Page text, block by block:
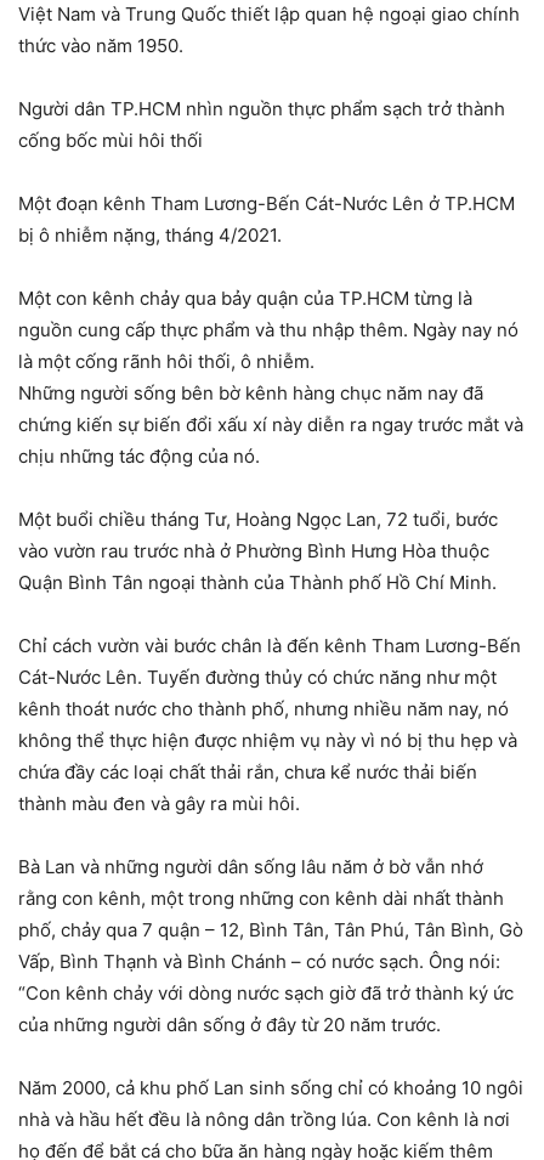
Việt Nam và Trung Quốc thiết lập quan hệ ngoại giao chính
thức vào năm 1950.
Người dân TP.HCM nhìn nguồn thực phẩm sạch trở thành
cống bốc mùi hôi thối
Một đoạn kênh Tham Lương-Bến Cát-Nước Lên ở TP.HCM
bị ô nhiễm nặng, tháng 4/2021.
Một con kênh chảy qua bảy quận của TP.HCM từng là
nguồn cung cấp thực phẩm và thu nhập thêm. Ngày nay nó
là một cống rãnh hôi thối, ô nhiễm.
Những người sống bên bờ kênh hàng chục năm nay đã
chứng kiến sự biến đổi xấu xí này diễn ra ngay trước mắt và
chịu những tác động của nó.
Một buổi chiều tháng Tư, Hoàng Ngọc Lan, 72 tuổi, bước
vào vườn rau trước nhà ở Phường Bình Hưng Hòa thuộc
Quận Bình Tân ngoại thành của Thành phố Hồ Chí Minh.
Chỉ cách vườn vài bước chân là đến kênh Tham Lương-Bến
Cát-Nước Lên. Tuyến đường thủy có chức năng như một
kênh thoát nước cho thành phố, nhưng nhiều năm nay, nó
không thể thực hiện được nhiệm vụ này vì nó bị thu hẹp và
chứa đầy các loại chất thải rắn, chưa kể nước thải biến
thành màu đen và gây ra mùi hôi.
Bà Lan và những người dân sống lâu năm ở bờ vẫn nhớ
rằng con kênh, một trong những con kênh dài nhất thành
phố, chảy qua 7 quận – 12, Bình Tân, Tân Phú, Tân Bình, Gò
Vấp, Bình Thạnh và Bình Chánh – có nước sạch. Ông nói:
“Con kênh chảy với dòng nước sạch giờ đã trở thành ký ức
của những người dân sống ở đây từ 20 năm trước.
Năm 2000, cả khu phố Lan sinh sống chỉ có khoảng 10 ngôi
nhà và hầu hết đều là nông dân trồng lúa. Con kênh là nơi
họ đến để bắt cá cho bữa ăn hàng ngày hoặc kiếm thêm